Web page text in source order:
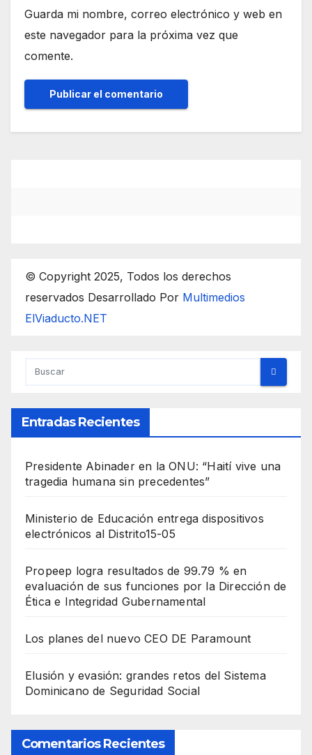
Guarda mi nombre, correo electrónico y web en
este navegador para la próxima vez que
comente.
© Copyright 2025, Todos los derechos
reservados Desarrollado Por Multimedios
ElViaducto.NET
Entradas Recientes
Presidente Abinader en la ONU: “Haití vive una
tragedia humana sin precedentes”
Ministerio de Educación entrega dispositivos
electrónicos al Distrito15-05
Propeep logra resultados de 99.79 % en
evaluación de sus funciones por la Dirección de
Ética e Integridad Gubernamental
Los planes del nuevo CEO DE Paramount
Elusión y evasión: grandes retos del Sistema
Dominicano de Seguridad Social
Comentarios Recientes